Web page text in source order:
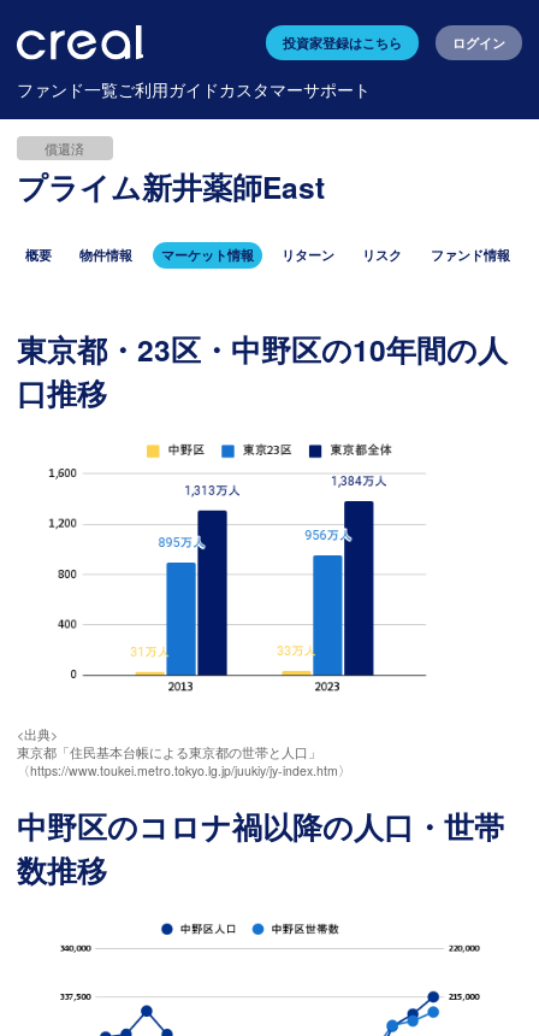
投資家登録はこちら ログイン
ファンド一覧ご利用ガイドカスタマーサポート
償還済
プライム新井薬師East
概要 物件情報 マーケット情報 リターン リスク ファンド情報
東京都・23区・中野区の10年間の人
口推移
<出典>
東京都「住民基本台帳による東京都の世帯と人口」
〈https://www.toukei.metro.tokyo.lg.jp/juukiy/jy-index.htm〉
中野区のコロナ禍以降の人口・世帯
数推移